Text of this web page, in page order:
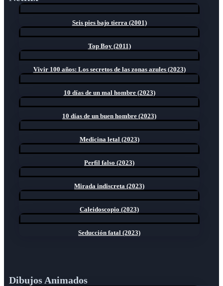
Seis pies bajo tierra (2001)
Top Boy (2011)
Vivir 100 años: Los secretos de las zonas azules (2023)
10 días de un mal hombre (2023)
10 días de un buen hombre (2023)
Medicina letal (2023)
Perfil falso (2023)
Mirada indiscreta (2023)
Caleidoscopio (2023)
Seducción fatal (2023)
Dibujos Animados